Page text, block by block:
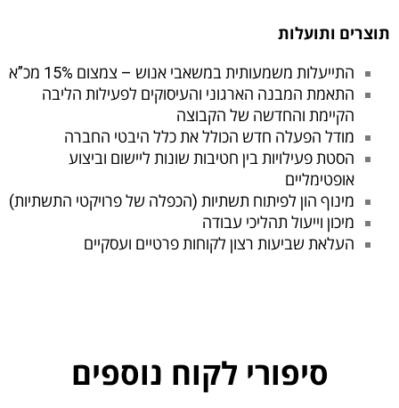
ותועלות
התייעלות משמעותית במשאבי אנוש – צמצום 15% מכ”א
התאמת המבנה הארגוני והעיסוקים לפעילות הליבה
הקיימת והחדשה של הקבוצה
מודל הפעלה חדש הכולל את כלל היבטי החברה
הסטת פעילויות בין חטיבות שונות ליישום וביצוע
אופטימליים
מינוף הון לפיתוח תשתיות (הכפלה של פרויקטי התשתיות)
מיכון וייעול תהליכי עבודה
העלאת שביעות רצון לקוחות פרטיים ועסקיים
סיפורי לקוח נוספים